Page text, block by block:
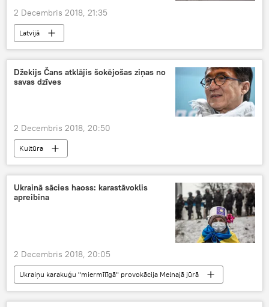
2 Decembris 2018, 21:35
Latvijā
Džekijs Čans atklājis šokējošas ziņas no
savas dzīves
2 Decembris 2018, 20:50
Kultūra
Ukrainā sācies haoss: karastāvoklis
apreibina
2 Decembris 2018, 20:05
Ukraiņu karakuģu "miermīlīgā" provokācija Melnajā jūrā
Viedoklis